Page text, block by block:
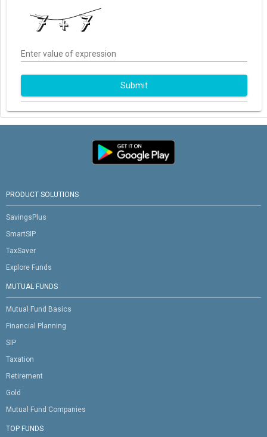
Enter value of expression
Submit
PRODUCT SOLUTIONS
SavingsPlus
SmartSIP
TaxSaver
Explore Funds
MUTUAL FUNDS
Mutual Fund Basics
Financial Planning
SIP
Taxation
Retirement
Gold
Mutual Fund Companies
TOP FUNDS